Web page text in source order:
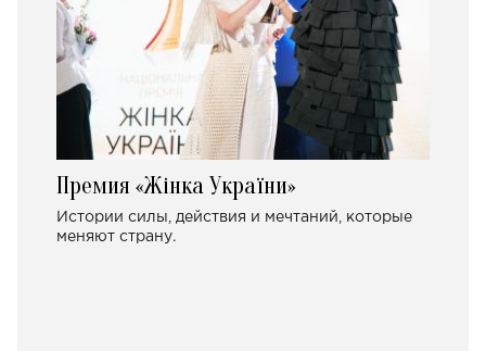
Премия «Жінка України»
Истории силы, действия и мечтаний, которые
меняют страну.